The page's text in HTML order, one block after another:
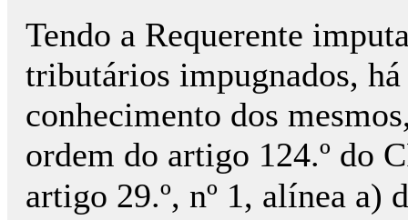
Tendo a Requerente
tributários impugnados,
conhecimento dos
ordem do artigo 124.º do
artigo 29.º, nº 1, alínea a)